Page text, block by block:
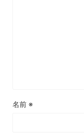
名前 ※